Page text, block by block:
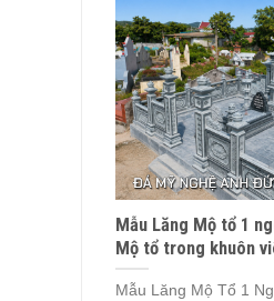
Mẫu Lăng Mộ tổ 1
Mộ tổ trong khuôn
Mẫu Lăng Mộ Tổ 1